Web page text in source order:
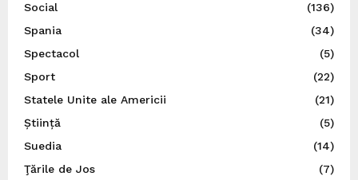
Social
(136)
Spania
(34)
Spectacol
(5)
Sport
(22)
Statele Unite ale Americii
(21)
Știință
(5)
Suedia
(14)
Ţările de Jos
(7)